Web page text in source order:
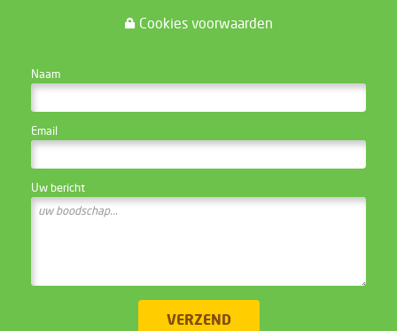
Cookies voorwaarden
Naam
Email
Uw bericht
VERZEND